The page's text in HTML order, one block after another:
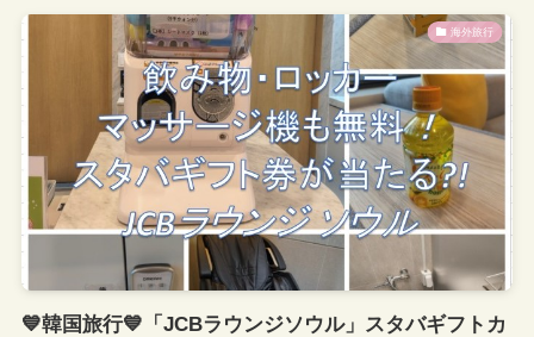
海外旅行
💙韓国旅行💙「JCBラウンジソウル」スタバギフトカ